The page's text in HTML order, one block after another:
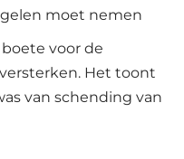
moet nemen
voor de
Het toont
van schending van